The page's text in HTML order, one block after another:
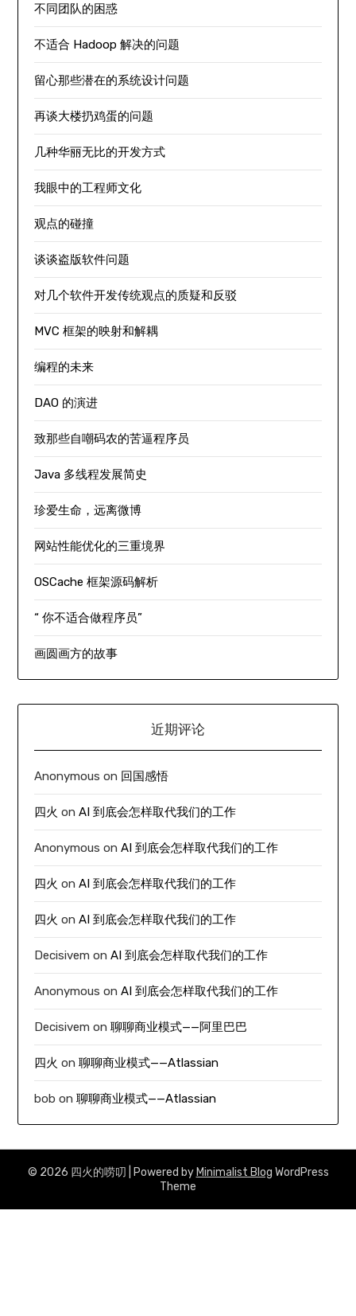
不同团队的困惑
不适合 Hadoop 解决的问题
留心那些潜在的系统设计问题
再谈大楼扔鸡蛋的问题
几种华丽无比的开发方式
我眼中的工程师文化
观点的碰撞
谈谈盗版软件问题
对几个软件开发传统观点的质疑和反驳
MVC 框架的映射和解耦
编程的未来
DAO 的演进
致那些自嘲码农的苦逼程序员
Java 多线程发展简史
珍爱生命，远离微博
网站性能优化的三重境界
OSCache 框架源码解析
“ 你不适合做程序员”
画圆画方的故事
近期评论
Anonymous on 回国感悟
四火 onAI 到底会怎样取代我们的工作
Anonymous onAI 到底会怎样取代我们的工作
四火 onAI 到底会怎样取代我们的工作
四火 onAI 到底会怎样取代我们的工作
Decisivem onAI 到底会怎样取代我们的工作
Anonymous onAI 到底会怎样取代我们的工作
Decisivem on聊聊商业模式——阿里巴巴
四火 on聊聊商业模式——Atlassian
bob on聊聊商业模式——Atlassian
© 2026 四火的唠叨 | Powered by Minimalist Blog WordPress
Theme